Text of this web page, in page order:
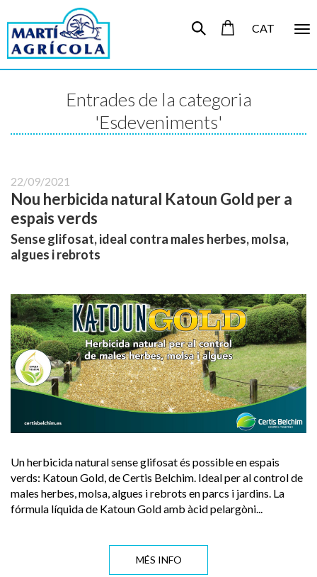
CAT
Entrades de la categoria
'Esdeveniments'
22/09/2021
Nou herbicida natural Katoun Gold per a
espais verds
Sense glifosat, ideal contra males herbes, molsa,
algues i rebrots
Un herbicida natural sense glifosat és possible en espais
verds: Katoun Gold, de Certis Belchim. Ideal per al control de
males herbes, molsa, algues i rebrots en parcs i jardins. La
fórmula líquida de Katoun Gold amb àcid pelargòni...
MÉS INFO